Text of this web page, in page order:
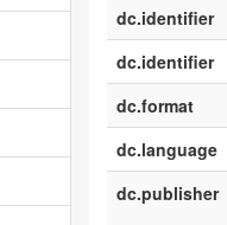
dc.identifier
dc.identifier
dc.format
dc.language
dc.publisher